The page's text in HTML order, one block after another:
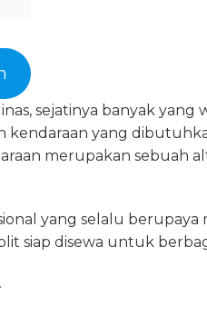
sejatinya banyak yang
kendaraan yang
merupakan sebuah
yang selalu berupaya
siap disewa untuk